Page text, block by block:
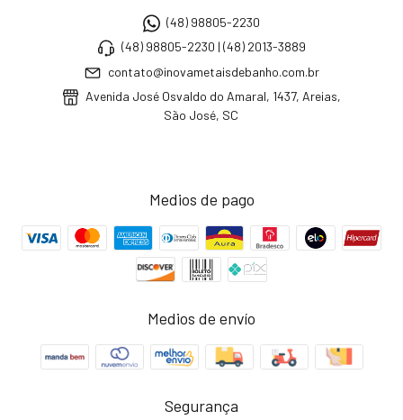
(48) 98805-2230
(48) 98805-2230 | (48) 2013-3889
contato@inovametaisdebanho.com.br
Avenida José Osvaldo do Amaral, 1437, Areias,
São José, SC
Medios de pago
Medios de envío
Segurança